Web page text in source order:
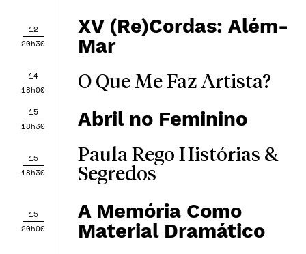
12
20h30
XV (Re)Cordas: Além-
Mar
14
18h00
O Que Me Faz Artista?
15
18h30
Abril no Feminino
15
18h30
Paula Rego Histórias &
Segredos
15
20h00
A Memória Como
Material Dramático